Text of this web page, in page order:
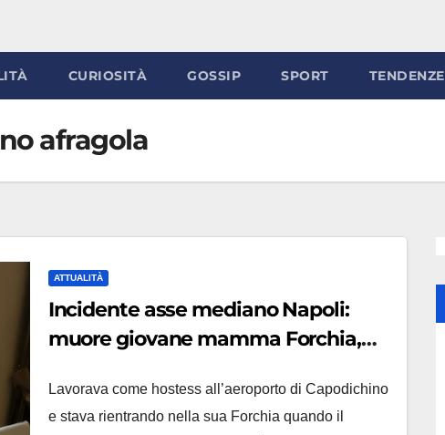
CURIOSITÀ GOSSIP SPORT TENDENZE
afragola
ATTUALITÀ
Incidente asse mediano Napoli:
muore giovane mamma Forchia,
Lavorava come hostess all’aeroporto di Capodichino
e stava rientrando nella sua Forchia quando il